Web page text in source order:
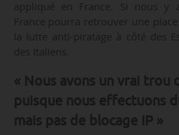
appliqué en France. Si nous y
France pourra retrouver une
la lutte anti-piratage à côté des
des Italiens.
« Nous avons un vrai trou
puisque nous effectuons
mais pas de blocage IP »